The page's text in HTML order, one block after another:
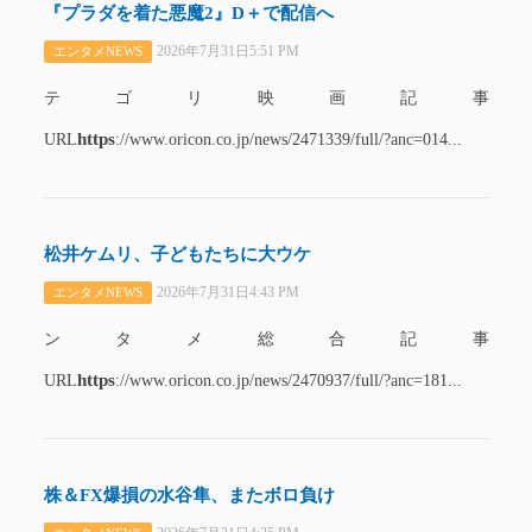
『プラダを着た悪魔2』D＋で配信へ
エンタメNEWS 2026年7月31日5:51 PM
テゴリ映画記事
URLhttps://www.oricon.co.jp/news/2471339/full/?anc=014...
松井ケムリ、子どもたちに大ウケ
エンタメNEWS 2026年7月31日4:43 PM
ンタメ総合記事
URLhttps://www.oricon.co.jp/news/2470937/full/?anc=181...
株＆FX爆損の水谷隼、またボロ負け